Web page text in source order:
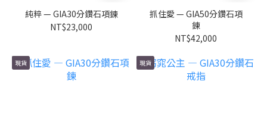
純粹 — GIA30分鑽石項鍊
NT$23,000
抓住愛 — GIA50分鑽石項
鍊
NT$42,000
現貨 現貨